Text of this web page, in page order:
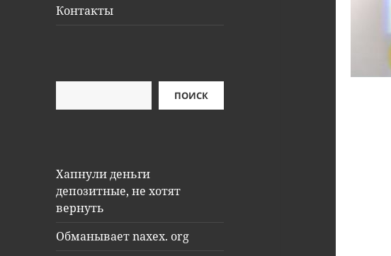
Контакты
ПОИСК
Хапнули деньги
депозитные, не хотят
вернуть
Обманывает naxex. org